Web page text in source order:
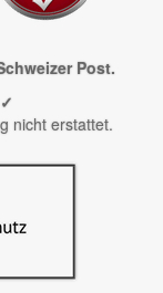
Post.
nicht erstattet.